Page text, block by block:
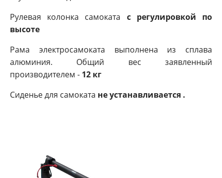
Рулевая колонка самоката с регулировкой по
высоте
Рама электросамоката выполнена из сплава
алюминия. Общий вес заявленный
производителем - 12 кг
Сиденье для самоката не устанавливается .